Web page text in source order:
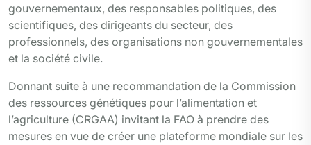
gouvernementaux, des responsables politiques, des
scientifiques, des dirigeants du secteur, des
professionnels, des organisations non gouvernementales
et la société civile.
Donnant suite à une recommandation de la Commission
des ressources génétiques pour l’alimentation et
l’agriculture (CRGAA) invitant la FAO à prendre des
mesures en vue de créer une plateforme mondiale sur les